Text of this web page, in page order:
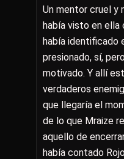
Un mentor cruel y
había visto en ella
había identificado
presionado, sí,
motivado. Y allí
verdaderos
que llegaría el
de lo que Mraize
aquello de
había contado